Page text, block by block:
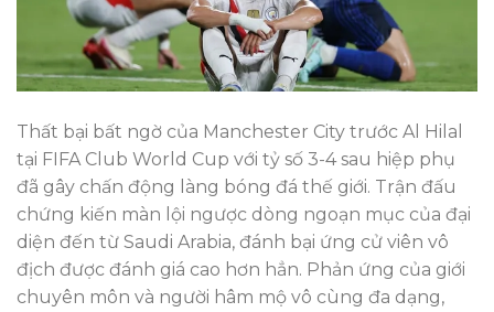
Thất bại bất ngờ của Manchester City trước Al Hilal
tại FIFA Club World Cup với tỷ số 3-4 sau hiệp phụ
đã gây chấn động làng bóng đá thế giới. Trận đấu
chứng kiến màn lội ngược dòng ngoạn mục của đại
diện đến từ Saudi Arabia, đánh bại ứng cử viên vô
địch được đánh giá cao hơn hẳn. Phản ứng của giới
chuyên môn và người hâm mộ vô cùng đa dạng,